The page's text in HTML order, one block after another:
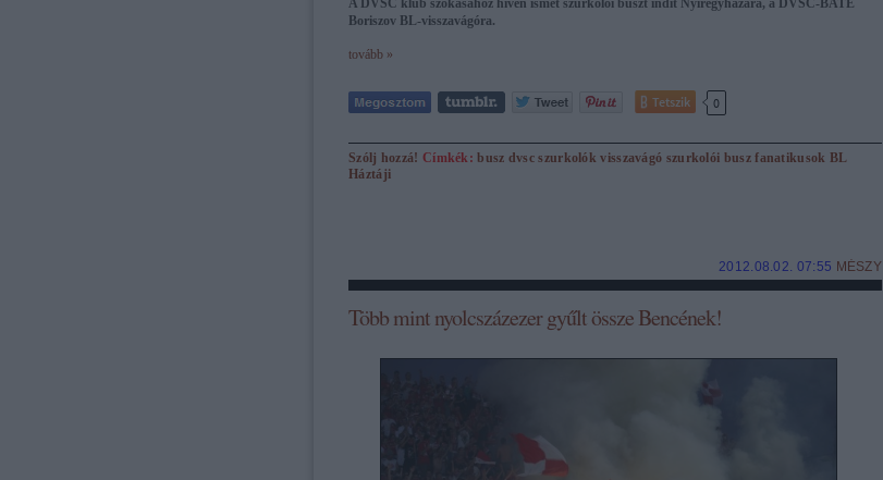
A DVSC klub szokásához híven ismét szurkolói buszt indít Nyíregyházára, a DVSC-BATE
Boriszov BL-visszavágóra.
tovább »
Tetszik 0
Szólj hozzá! Címkék: busz dvsc szurkolók visszavágó szurkolói busz fanatikusok BL
Háztáji
2012.08.02. 07:55 MÉSZY
Több mint nyolcszázezer gyűlt össze Bencének!